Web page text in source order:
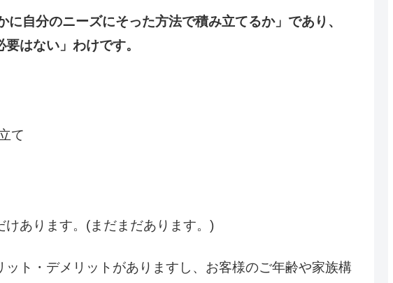
自分のニーズにそった方法で積み立てるか」であり、
はない」わけです。
て
あります。(まだまだあります。)
ト・デメリットがありますし、お客様のご年齢や家族構